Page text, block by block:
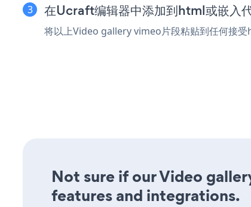
在Ucraft编辑器中添加到html或嵌入
将以上Video gallery vimeo片段粘贴到任何接
Not sure if our Video
features and integrations.